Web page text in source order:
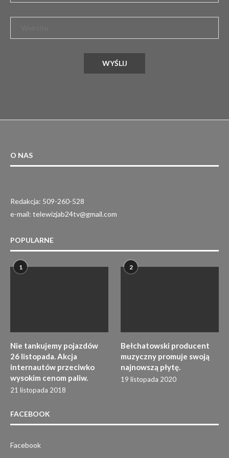
O NAS
Redakcja: 509-260-528
e-mail: telewizjab24tv@gmail.com
POPULARNE
1
Nie tankujemy pojazdów
26 listopada. Akcja
internautów przeciwko
wysokim cenom paliw.
21 listopada 2018
2
Bełchatowski producent
muzyczny promuje swoją
najnowszą płytę.
19 listopada 2020
FACEBOOK
Facebook